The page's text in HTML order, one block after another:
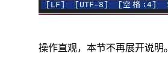
操作直观，本节不再展开说明。